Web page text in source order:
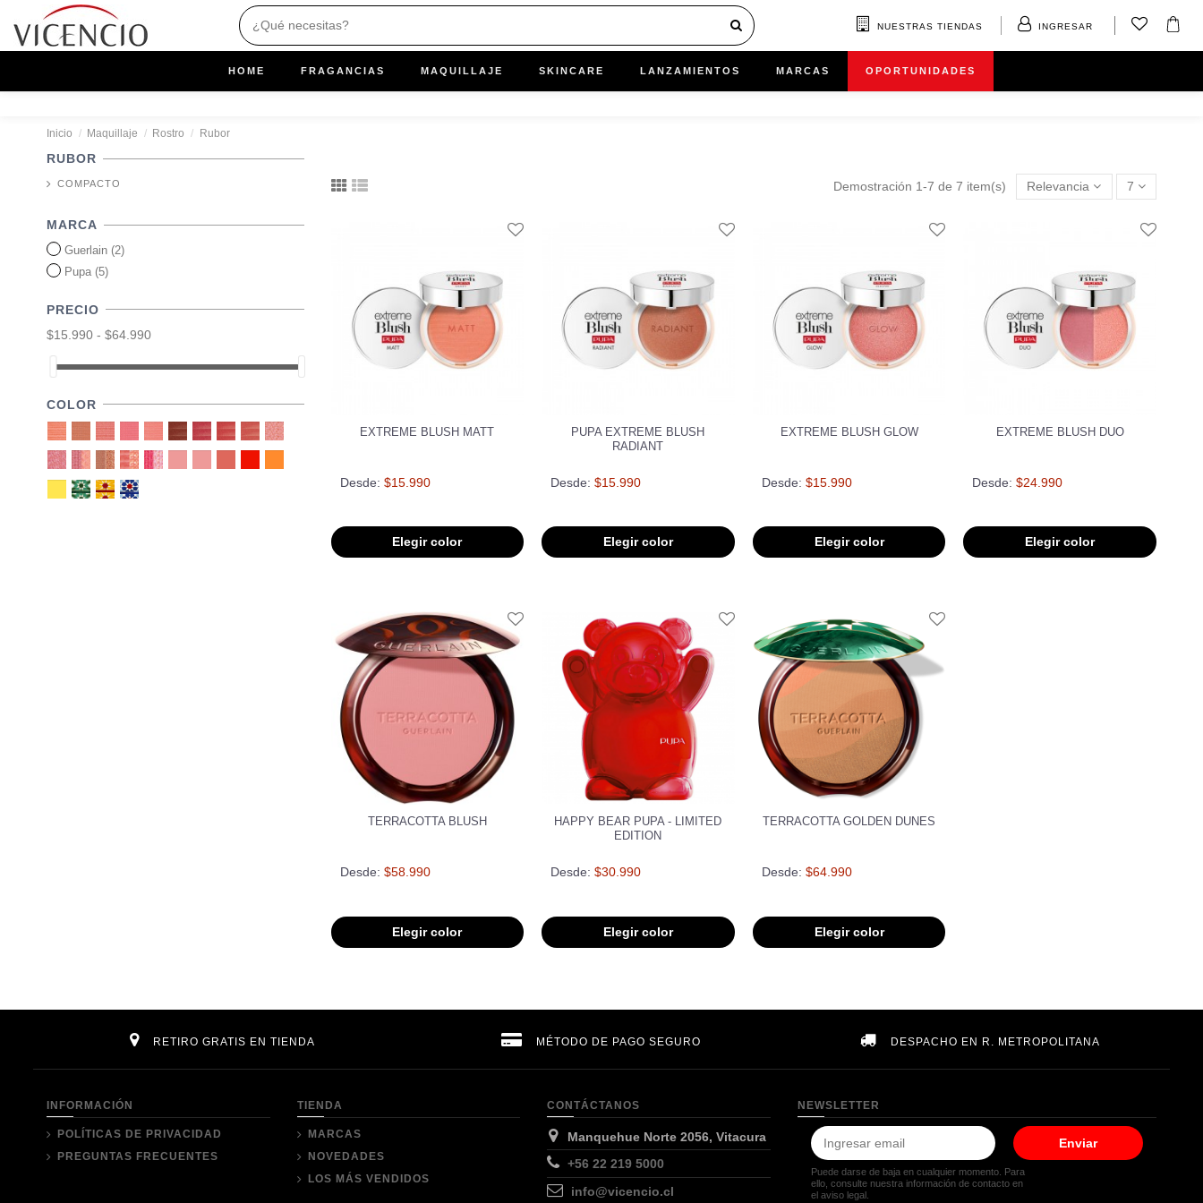
NUESTRAS TIENDAS INGRESAR
HOME FRAGANCIAS MAQUILLAJE SKINCARE LANZAMIENTOS MARCAS OPORTUNIDADES
Inicio Maquillaje Rostro Rubor
Demostración 1-7 de 7 item(s) Relevancia 7
EXTREME BLUSH MATT
Desde: $15.990
Elegir color
PUPA EXTREME BLUSH
RADIANT
Desde: $15.990
Elegir color
EXTREME BLUSH GLOW
Desde: $15.990
Elegir color
EXTREME BLUSH DUO
Desde: $24.990
Elegir color
TERRACOTTA BLUSH
Desde: $58.990
Elegir color
HAPPY BEAR PUPA - LIMITED
EDITION
Desde: $30.990
Elegir color
TERRACOTTA GOLDEN DUNES
Desde: $64.990
Elegir color
RUBOR
COMPACTO
MARCA
Guerlain (2)
Pupa (5)
PRECIO
$15.990 - $64.990
COLOR
RETIRO GRATIS EN TIENDA MÉTODO DE PAGO SEGURO DESPACHO EN R. METROPOLITANA
INFORMACIÓN
POLÍTICAS DE PRIVACIDAD
PREGUNTAS FRECUENTES
TIENDA
MARCAS
NOVEDADES
LOS MÁS VENDIDOS
CONTÁCTANOS
Manquehue Norte 2056, Vitacura
+56 22 219 5000
info@vicencio.cl
NEWSLETTER
Enviar
Puede darse de baja en cualquier momento. Para
ello, consulte nuestra información de contacto en
el aviso legal.